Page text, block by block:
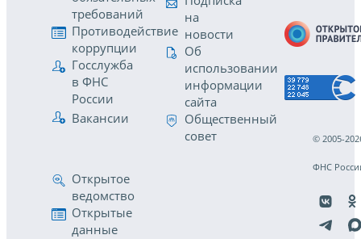
требований
Противодействие
коррупции
Госслужба
в ФНС
России
Вакансии
на
новости
Об
использовании
информации
сайта
Общественный
совет
Открытое
ведомство
Открытые
данные
© 2005-
ФНС